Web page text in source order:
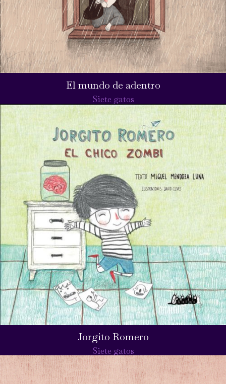
El mundo de adentro
Siete gatos
Jorgito Romero
Siete gatos